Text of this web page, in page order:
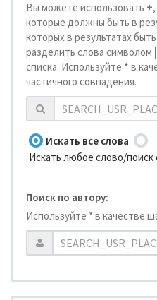
Вы можете использовать +
которые должны быть в
которых в результатах
разделить слова символом |
списка. Используйте * в
частичного совпадения.
Искать все слова
Искать любое слово/поиск
Поиск по автору:
Используйте * в качестве